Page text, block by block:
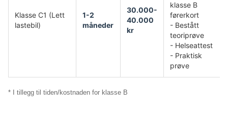
Klasse C1 (Lett
lastebil)
1-2
måneder
30.000-
40.000
kr
klasse B
førerkort
- Bestått
teoriprøve
- Helseattest
- Praktisk
prøve
* I tillegg til tiden/kostnaden for klasse B